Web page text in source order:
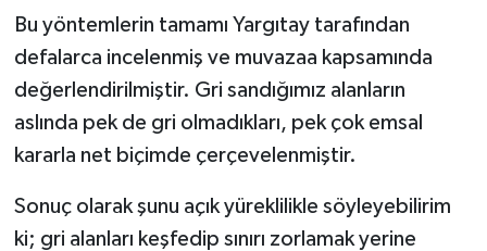
Bu yöntemlerin tamamı Yargıtay tarafından
defalarca incelenmiş ve muvazaa kapsamında
değerlendirilmiştir. Gri sandığımız alanların
aslında pek de gri olmadıkları, pek çok emsal
kararla net biçimde çerçevelenmiştir.
Sonuç olarak şunu açık yüreklilikle söyleyebilirim
ki; gri alanları keşfedip sınırı zorlamak yerine